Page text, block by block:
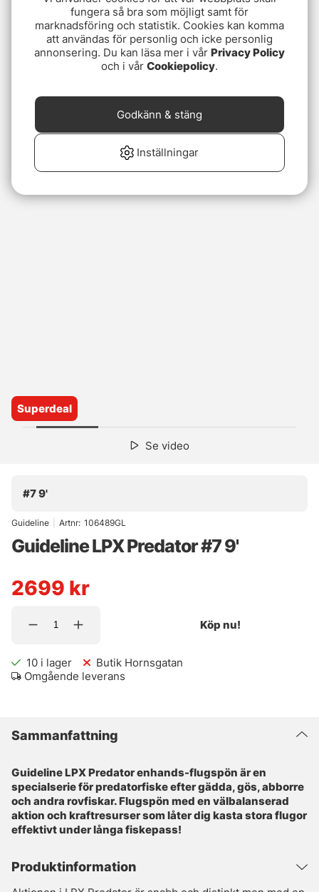
Superdeal
Se video
#7 9'
Guideline Artnr: 106489GL
Guideline LPX Predator #7 9'
2699 kr
Köp nu!
10 i lager
Butik Hornsgatan
Omgående leverans
Sammanfattning
Guideline LPX Predator enhands-flugspön är en
specialserie för predatorfiske efter gädda, gös, abborre
och andra rovfiskar. Flugspön med en välbalanserad
aktion och kraftresurser som låter dig kasta stora flugor
effektivt under långa fiskepass!
Produktinformation
fungera så bra som möjligt samt för
marknadsföring och statistik. Cookies kan komma
att användas för personlig och icke personlig
annonsering. Du kan läsa mer i vår Privacy Policy
och i vår Cookiepolicy.
Inställningar
Godkänn & stäng